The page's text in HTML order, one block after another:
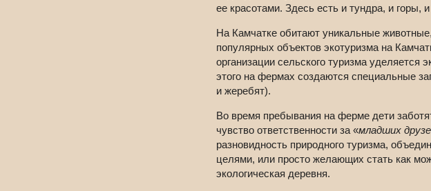
ее красотами. Здесь есть и тундра, и горы,
На Камчатке обитают уникальные
популярных объектов экотуризма на
организации сельского туризма уделяется
этого на фермах создаются специальные
и жеребят).
Во время пребывания на ферме дети
чувство ответственности за «младших
разновидность природного туризма,
целями, или просто желающих стать как
экологическая деревня.